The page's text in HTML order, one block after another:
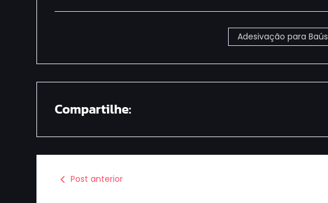
Adesivação para Baús
Compartilhe:
Post anterior